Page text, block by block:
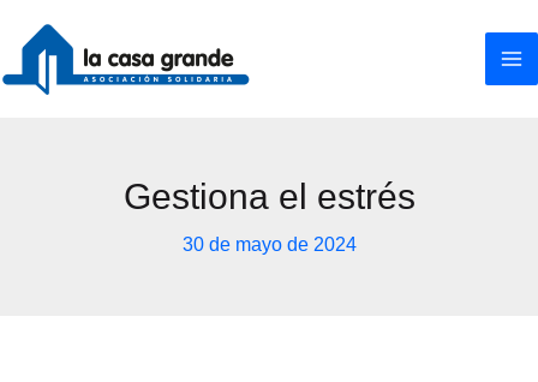
contenido
Gestiona el estrés
30 de mayo de 2024